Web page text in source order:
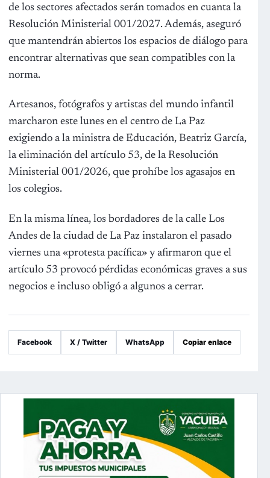
de los sectores afectados serán tomados en cuanta la
Resolución Ministerial 001/2027. Además, aseguró
que mantendrán abiertos los espacios de diálogo para
encontrar alternativas que sean compatibles con la
norma.
Artesanos, fotógrafos y artistas del mundo infantil
marcharon este lunes en el centro de La Paz
exigiendo a la ministra de Educación, Beatriz García,
la eliminación del artículo 53, de la Resolución
Ministerial 001/2026, que prohíbe los agasajos en
los colegios.
En la misma línea, los bordadores de la calle Los
Andes de la ciudad de La Paz instalaron el pasado
viernes una «protesta pacífica» y afirmaron que el
artículo 53 provocó pérdidas económicas graves a sus
negocios e incluso obligó a algunos a cerrar.
Facebook X / Twitter WhatsApp Copiar enlace